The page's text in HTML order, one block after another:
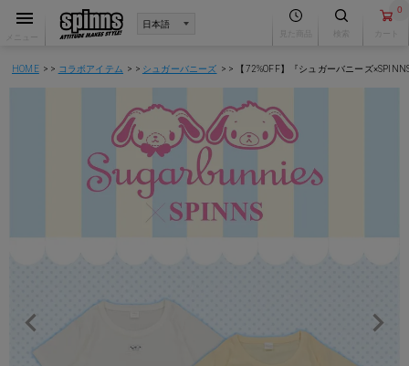
0
HOME コラボアイテム シュガーバニーズ 【72%OFF】『シュガーバニーズ